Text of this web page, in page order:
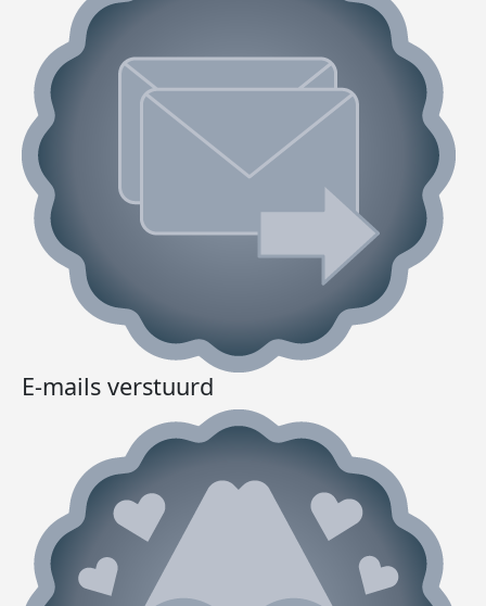
E-mails verstuurd